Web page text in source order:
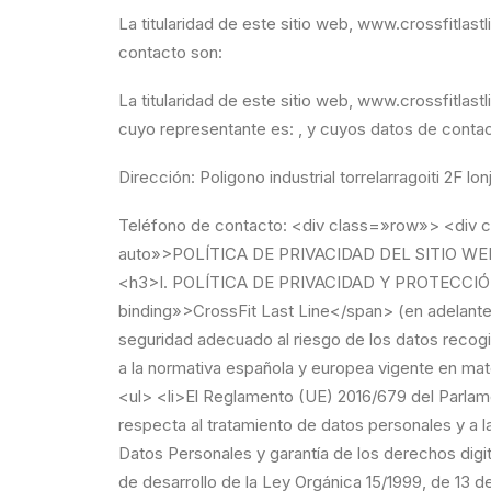
La titularidad de este sitio web,
contacto son:
La titularidad de este sitio web,
cuyo representante es: , y cuyos datos de
Dirección: Poligono industrial torrelarragoiti 2F
Teléfono de contacto: <div class=»row»> <div class=»col-xl-10 mx-auto»> <div class=»paper»> <header class=»text-center»> <h2 class=»m-auto»>POLÍTICA DE PRIVACIDAD DEL SITIO WEB</h2> <h4><span class=»blanc-space ng-binding»>www.crossfitlastline.com</span></h4> </header> <div> <h3>I. POLÍTICA DE PRIVACIDAD Y PROTECCIÓN DE DATOS</h3> <p>Respetando lo establecido en la legislación vigente, <span class=»blanc-space ng-binding»>CrossFit Last Line</span> (en adelante, también Sitio Web) se compromete a adoptar las medidas técnicas y organizativas necesarias, según el nivel de seguridad adecuado al riesgo de los datos recogidos.</p> <h4>Leyes que incorpora esta política de privacidad</h4> <p>Esta política de privacidad está adaptada a la normativa española y europea vigente en materia de protección de datos personales en internet. En concreto, la misma respeta las siguientes normas:</p> <ul> <li>El Reglamento (UE) 2016/679 del Parlamento Europeo y del Consejo, de 27 de abril de 2016, relativo a la protección de las personas físicas en lo que respecta al tratamiento de datos personales y a la libre circulación de estos datos (RGPD).</li> <li>La Ley Orgánica 3/2018, de 5 de diciembre, de Protección de Datos Personales y garantía de los derechos digitales (LOPD-GDD).</li> <li>El Real Decreto 1720/2007, de 21 de diciembre, por el que se aprueba el Reglamento de desarrollo de la Ley Orgánica 15/1999, de 13 de diciembre, de Protección de Datos de Carácter Personal (RDLOPD).</li> <li>La Ley 34/2002, de 11 de julio, de Servicios de la Sociedad de la Información y de Comercio Electrónico (LSSI-CE).</li> </ul> <h4>Identidad del responsable del tratamiento de los datos personales</h4> <p ng-show=»data.claseTitular == ‘persona'»>El responsable del tratamiento de los datos personales recogidos en <span class=»blanc-space ng-binding»>CrossFit Last Line</span> es: <span class=»blanc-space ng-binding»>Jorge Chiches García</span>, con NIF: <span class=»blanc-space ng-binding»>78886310J</span> (en adelante,